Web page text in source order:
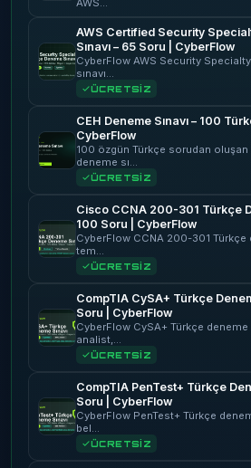
AWS…
AWS Certified Security
Sınavı – 65 Soru | CyberFlow
CyberFlow AWS Security
sınavı…
ÜCRETSİZ
CEH Deneme Sınavı – 100
CyberFlow
100 özgün Türkçe sorudan oluşan
deneme sı…
ÜCRETSİZ
Cisco CCNA 200-301 Türkçe
100 Soru | CyberFlow
CyberFlow CCNA 200-301 Türkçe
tem…
ÜCRETSİZ
CompTIA CySA+ Türkçe
Soru | CyberFlow
CyberFlow CySA+ Türkçe deneme
analist,…
ÜCRETSİZ
CompTIA PenTest+ Türkçe
Soru | CyberFlow
CyberFlow PenTest+ Türkçe
bel…
ÜCRETSİZ